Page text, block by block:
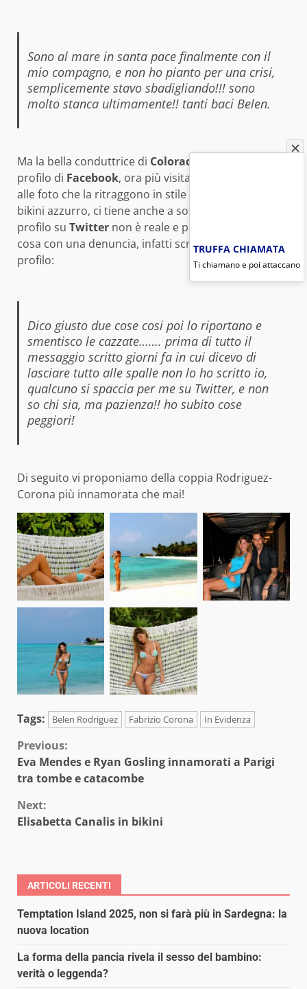
Sono al mare in santa pace finalmente con il
mio compagno, e non ho pianto per una crisi,
semplicemente stavo sbadigliando!!! sono
molto stanca ultimamente!! tanti baci Belen.
Ma la bella conduttrice di Colorado
profilo di Facebook, ora più visitato che mai grazie
alle foto che la ritraggono in stile sirena nel suo
bikini azzurro, ci tiene anche a sottolineare quel
profilo su Twitter non è reale e presto risolverà la
cosa con una denuncia, infatti scrive sul suo reale
profilo:
Dico giusto due cose cosi poi lo riportano e
smentisco le cazzate……. prima di tutto il
messaggio scritto giorni fa in cui dicevo di
lasciare tutto alle spalle non lo ho scritto io,
qualcuno si spaccia per me su Twitter, e non
so chi sia, ma pazienza!! ho subito cose
peggiori!
Di seguito vi proponiamo della coppia Rodriguez-
Corona più innamorata che mai!
Tags: Belen Rodriguez Fabrizio Corona In Evidenza
Continue
Reading
Previous:
Eva Mendes e Ryan Gosling innamorati a Parigi
tra tombe e catacombe
Next:
Elisabetta Canalis in bikini
ARTICOLI RECENTI
Temptation Island 2025, non si farà più in Sardegna: la
nuova location
La forma della pancia rivela il sesso del bambino:
verità o leggenda?
TRUFFA CHIAMATA
Ti chiamano e poi attaccano